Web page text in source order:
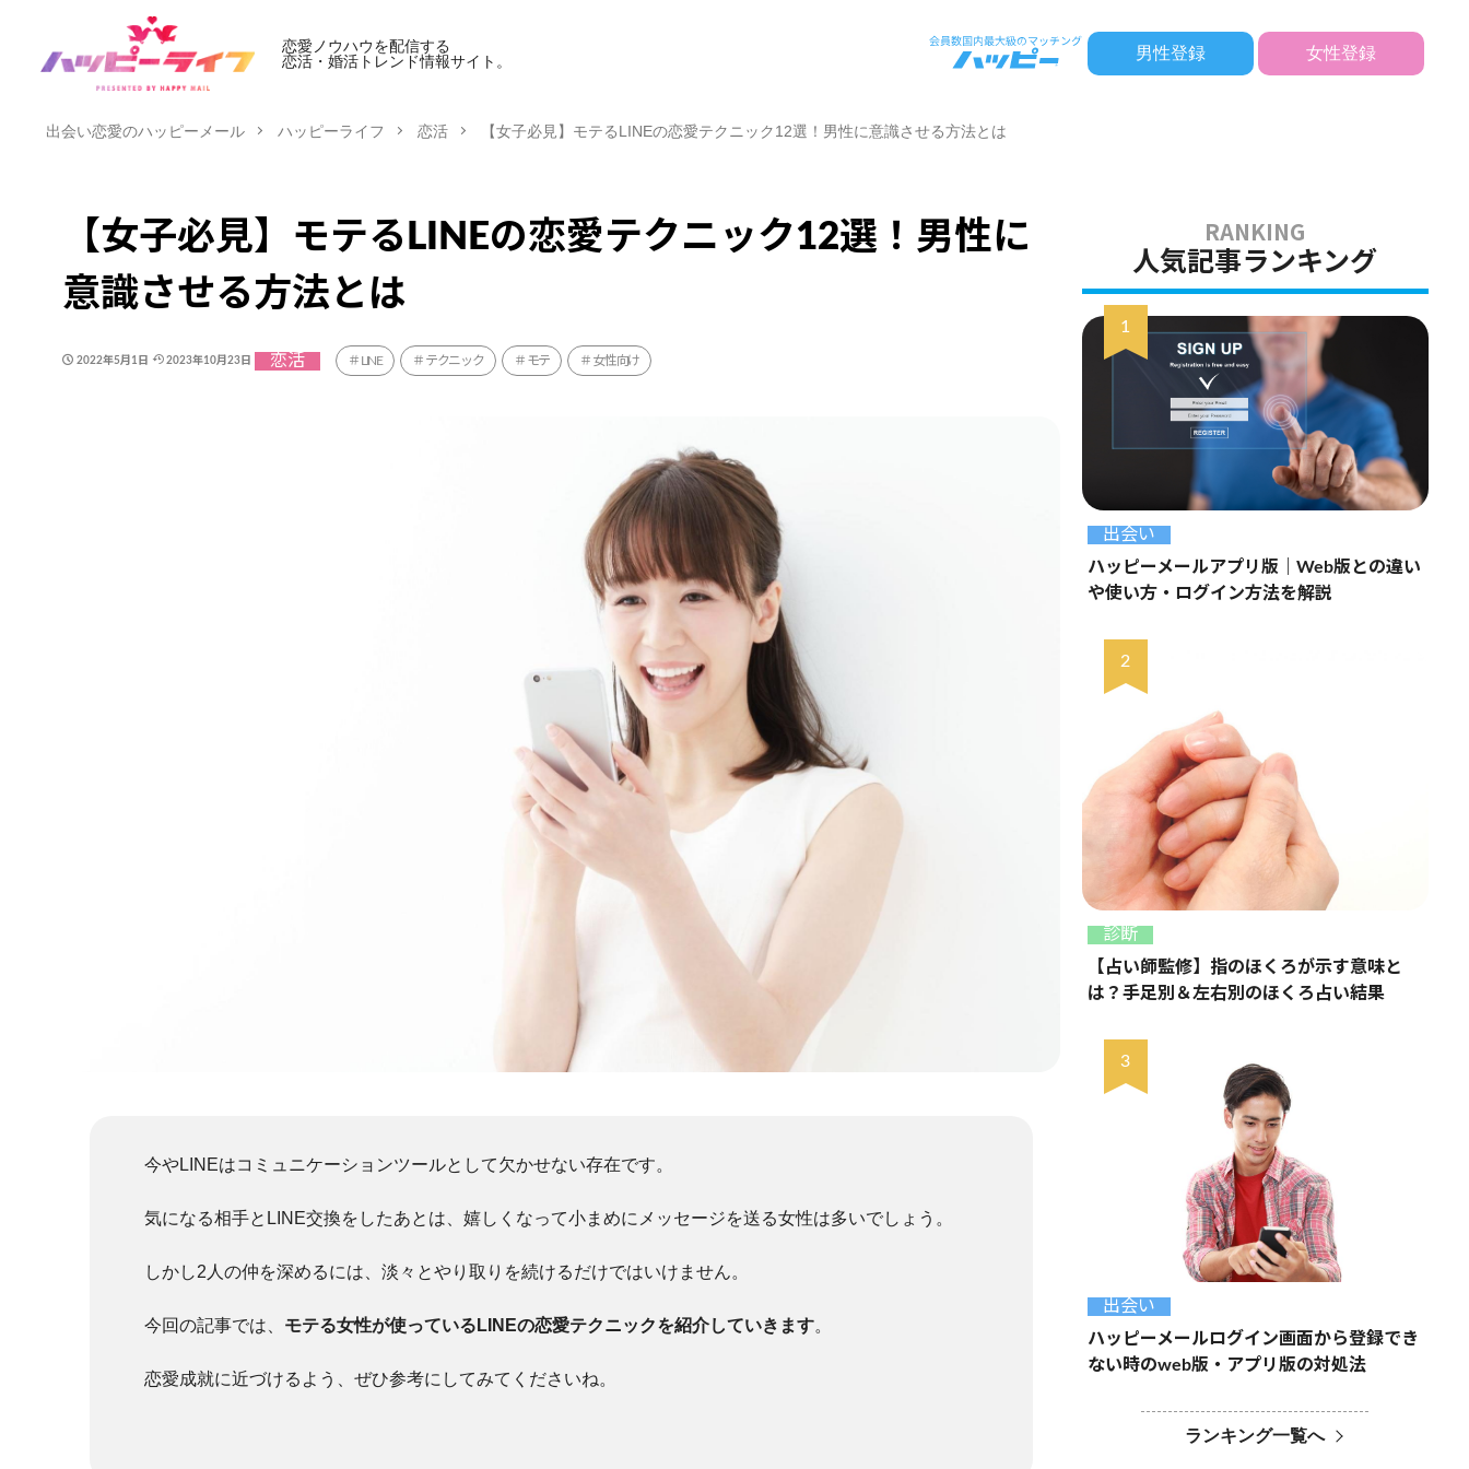
恋愛ノウハウを配信する
恋活・婚活トレンド情報サイト。
男性登録 女性登録
出会い恋愛のハッピーメール ハッピーライフ 恋活 【女子必見】モテるLINEの恋愛テクニック12選！男性に意識させる方法とは
【女子必見】モテるLINEの恋愛テクニック12選！男性に
意識させる方法とは
2022年5月1日 2023年10月23日 恋活 LINE テクニック モテ 女性向け
今やLINEはコミュニケーションツールとして欠かせない存在です。
気になる相手とLINE交換をしたあとは、嬉しくなって小まめにメッセージを送る女性は多いでしょう。
しかし2人の仲を深めるには、淡々とやり取りを続けるだけではいけません。
今回の記事では、 モテる女性が使っているLINEの恋愛テクニックを紹介していきます。
恋愛成就に近づけるよう、ぜひ参考にしてみてくださいね。
人気記事ランキング
出会い
ハッピーメールアプリ版｜Web版との違い
や使い方・ログイン方法を解説
診断
【占い師監修】指のほくろが示す意味と
は？手足別＆左右別のほくろ占い結果
出会い
ハッピーメールログイン画面から登録でき
ない時のweb版・アプリ版の対処法
ランキング一覧へ